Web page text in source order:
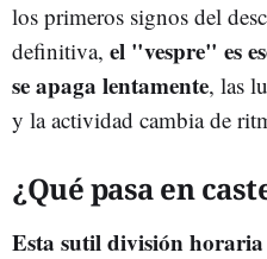
los primeros signos del
definitiva, el "vespre" es
se apaga lentamente, las
y la actividad cambia de
¿Qué pasa en
Esta sutil división